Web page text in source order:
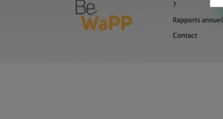
?
Rapports
Contact